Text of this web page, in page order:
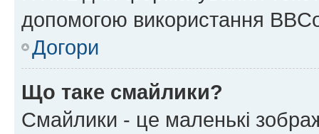
допомогою використання
Догори
Що таке смайлики?
Смайлики - це маленькі